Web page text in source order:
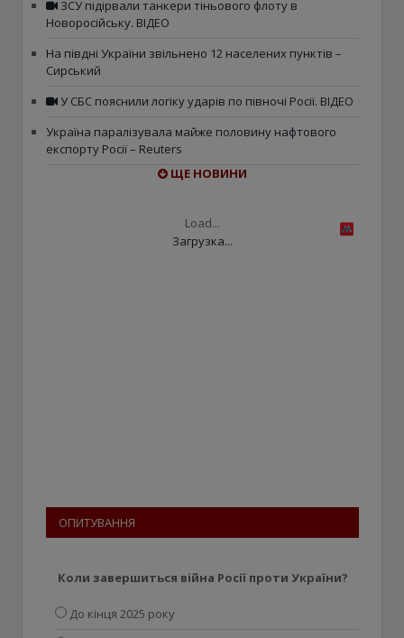
ЗСУ підірвали танкери тіньового флоту в
Новоросійську. ВІДЕО
На півдні України звільнено 12 населених пунктів –
Сирський
У СБС пояснили логіку ударів по півночі Росії. ВІДЕО
Україна паралізувала майже половину нафтового
експорту Росії – Reuters
ЩЕ НОВИНИ
Load...
Загрузка...
ОПИТУВАННЯ
Коли завершиться війна Росії проти України?
До кінця 2025 року